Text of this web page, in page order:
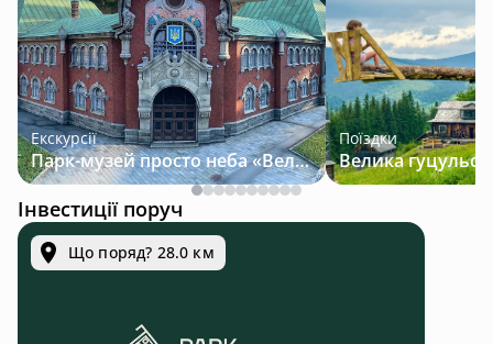
Екскурсії
Парк-музей просто неба «Велична Україна»
Поїздки
Інвестиції поруч
Що поряд? 28.0 км